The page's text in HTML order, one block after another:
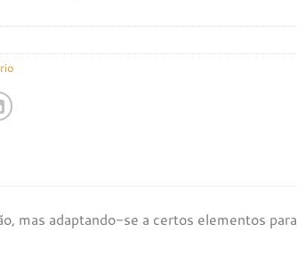
mas adaptando-se a certos elementos para